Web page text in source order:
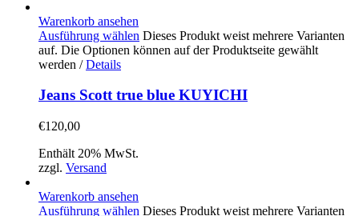
Warenkorb ansehen
Ausführung wählen Dieses Produkt weist mehrere Varianten
auf. Die Optionen können auf der Produktseite gewählt
werden / Details
Jeans Scott true blue KUYICHI
€120,00
Enthält 20% MwSt.
zzgl. Versand
Warenkorb ansehen
Ausführung wählen Dieses Produkt weist mehrere Varianten